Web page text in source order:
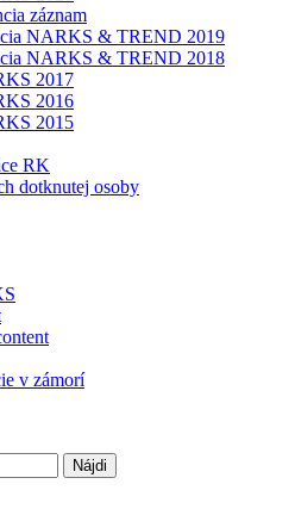
záznam
NARKS & TREND 2019
NARKS & TREND 2018
2017
2016
2015
RK
dotknutej osoby
v zámorí